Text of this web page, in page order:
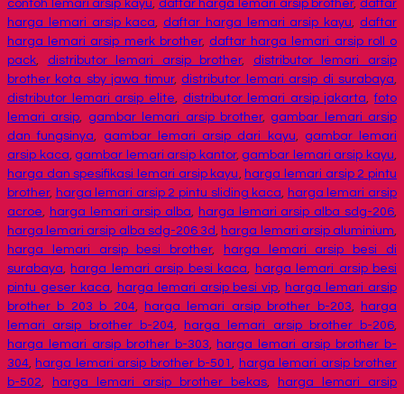
contoh lemari arsip kayu, daftar harga lemari arsip brother, daftar
harga lemari arsip kaca, daftar harga lemari arsip kayu, daftar
harga lemari arsip merk brother, daftar harga lemari arsip roll o
pack, distributor lemari arsip brother, distributor lemari arsip
brother kota sby jawa timur, distributor lemari arsip di surabaya,
distributor lemari arsip elite, distributor lemari arsip jakarta,foto
lemari arsip, gambar lemari arsip brother, gambar lemari arsip
dan fungsinya, gambar lemari arsip dari kayu, gambar lemari
arsip kaca, gambar lemari arsip kantor, gambar lemari arsip kayu,
harga dan spesifikasi lemari arsip kayu, harga lemari arsip 2 pintu
brother, harga lemari arsip 2 pintu sliding kaca, harga lemari arsip
acroe, harga lemari arsip alba, harga lemari arsip alba sdg-206,
harga lemari arsip alba sdg-206 3d, harga lemari arsip aluminium,
harga lemari arsip besi brother,
harga lemari arsip besi di
surabaya, harga lemari arsip besi kaca, harga lemari arsip besi
pintu geser kaca, harga lemari arsip besi vip, harga lemari arsip
brother b 203 b 204, harga lemari arsip brother b-203,
harga
lemari arsip brother b-204, harga lemari arsip brother b-206,
harga lemari arsip brother b-303, harga lemari arsip brother b-
304, harga lemari arsip brother b-501, harga lemari arsip brother
b-502, harga lemari arsip brother bekas,
harga lemari arsip